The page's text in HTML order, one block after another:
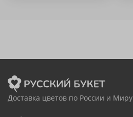
Доставка цветов по России и Миру